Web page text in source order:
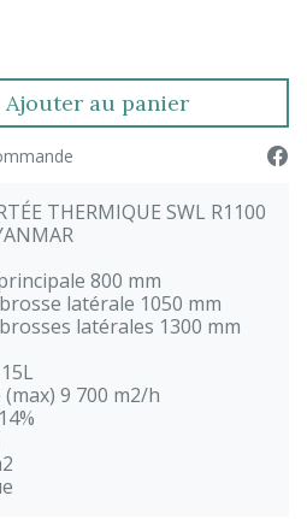
Ajouter au panier
THERMIQUE SWL R1100
800 mm
latérale 1050 mm
latérales 1300 mm
9 700 m2/h